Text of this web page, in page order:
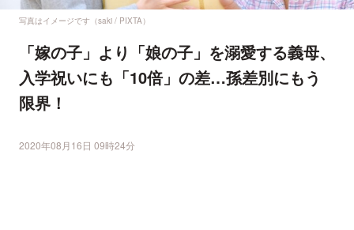
写真はイメージです（saki / PIXTA）
「嫁の子」より「娘の子」を溺愛する義母、
入学祝いにも「10倍」の差…孫差別にもう
限界！
2020年08月16日 09時24分